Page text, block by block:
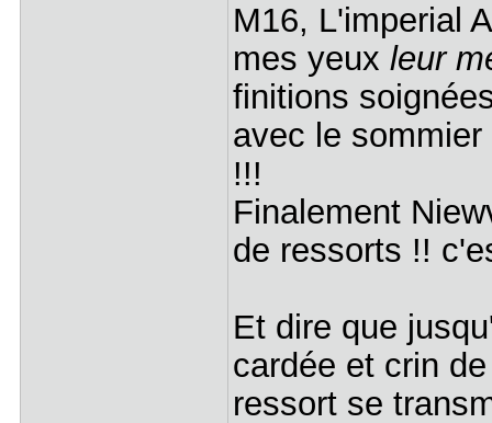
M16, L'imperial
mes yeux leur
finitions
avec le
!!!
Finalement
de ressorts !!
Et dire que
cardée et crin
ressort se